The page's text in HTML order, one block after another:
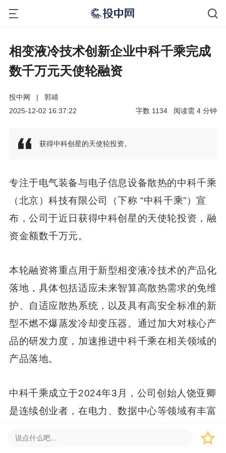
相变液冷技术创新企业中科千乘完成
数千万元天使轮融资
投中网 |
郭靖
2025-12-02 16:37:22
分钟
4
阅读需
1134
字数
获得中科创星的天使轮投资。
专注于电气装备与电子信息设备散热的中科千乘
（北京）科技有限公司（下称 “中科千乘”）宣
布，公司于近日获得中科创星的天使轮投资，融
资金额数千万元。
本轮融资将重点用于新型相变液冷技术的产品化
落地，具体包括适应未来智算高散热需求的免维
护、自适应散热系统，以及具有高安全标准的新
型不燃不爆蒸发冷却变压器。通过加大对核心产
品的研发力度，加速推进中科千乘在相关领域的
产品落地。
中科千乘成立于2024年3月，公司创始人饶亚卿
是连续创业者，在电力、数据中心等领域有丰富
的工程、市场和管理经验。研发团队由中科院电
工所培养的高层次人才领衔，同时汇聚了涵盖电